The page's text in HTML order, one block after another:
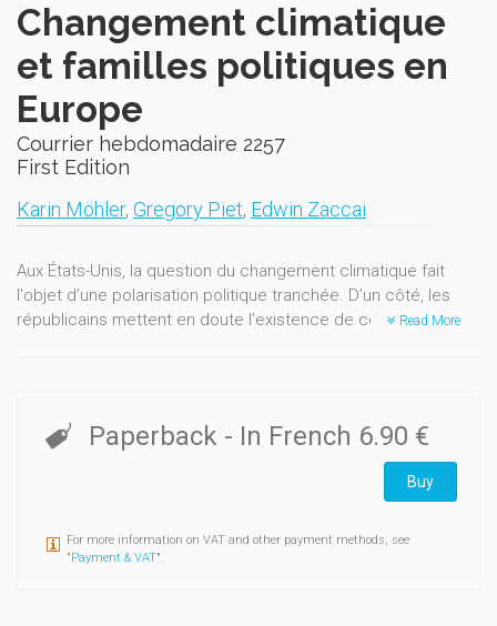
Changement climatique
et familles politiques en
Europe
Courrier hebdomadaire 2257
First Edition
Karin Möhler, Gregory Piet, Edwin Zaccai
Aux États-Unis, la question du changement climatique fait
l'objet d’une polarisation politique tranchée. D’un côté, les
républicains mettent en doute l’existence de ce phénomène
climatique, l’estiment inquiétant et considèrent qu’il doit être
combattu par des actions politiques.
Qu’en est-il en Europe ? Certes, le climato-scepticisme au
sens strict représente une position très minoritaire parmi les
formations politiques européennes. Mais de nombreux partis
se montrent très réservés quant à l’importance du
Read More
Paperback - In French 6.90 €
Buy
For more information on VAT and other payment methods, see
"Payment & VAT".